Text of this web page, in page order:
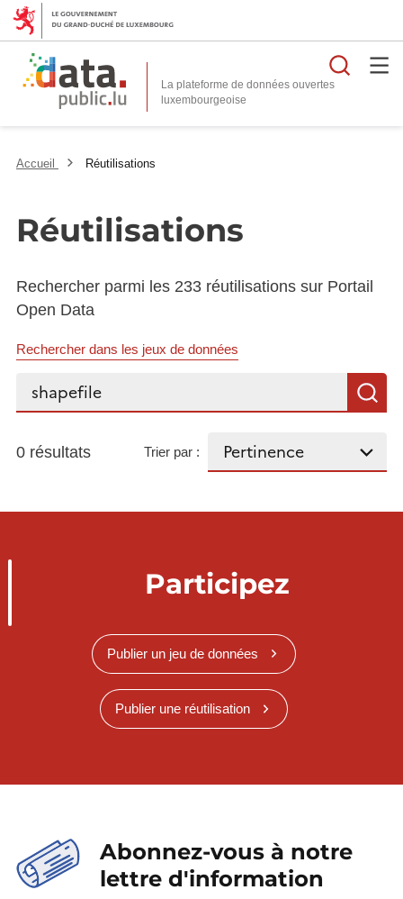
La plateforme de données ouvertes
Accueil Réutilisations
Réutilisations
Rechercher parmi les 233 réutilisations sur Portail
Open Data
Rechercher dans les jeux de données
Rechercher...
0 résultats Trier par :
Participez
Publier un jeu de données
Publier une réutilisation
Abonnez-vous à notre
lettre d'information